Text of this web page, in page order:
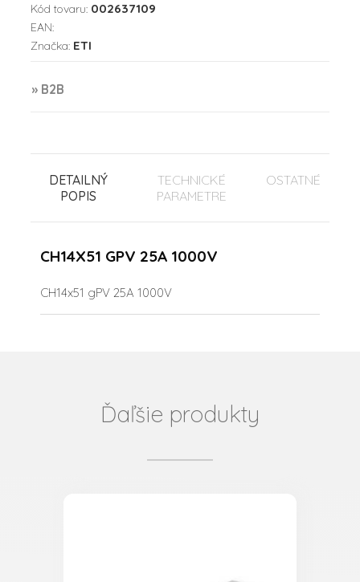
Kód tovaru: 002637109
EAN:
Značka: ETI
» B2B
DETAILNÝ
POPIS
TECHNICKÉ
PARAMETRE
OSTATNÉ
CH14X51 GPV 25A 1000V
CH14x51 gPV 25A 1000V
Ďaľšie produkty